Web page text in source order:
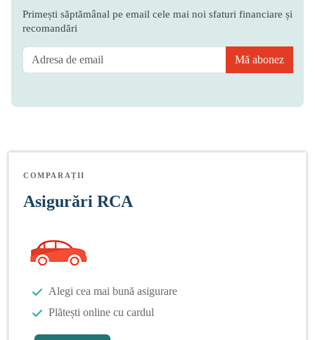
Primești săptămânal pe email cele mai noi sfaturi financiare și
recomandări
Mă abonez
COMPARAȚII
Asigurări RCA
Alegi cea mai bună asigurare
Plătești online cu cardul